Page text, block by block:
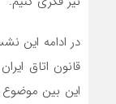
در ادامه این
قانون اتاق
این بین موضوع